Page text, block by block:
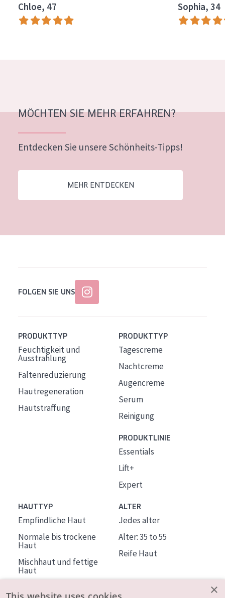
Empfindliche Haut
Jedes alter
Chloe, 47 Sophia, 34
MÖCHTEN SIE MEHR ERFAHREN?
Entdecken Sie unsere Schönheits-Tipps!
MEHR ENTDECKEN
FOLGEN SIE UNS
PRODUKTTYP
Feuchtigkeit und
Ausstrahlung
Faltenreduzierung
Hautregeneration
Hautstraffung
PRODUKTTYP
Tagescreme
Nachtcreme
Augencreme
Serum
Reinigung
PRODUKTLINIE
Essentials
Lift+
Expert
HAUTTYP
Empfindliche Haut
Normale bis trockene
Haut
Mischhaut und fettige
Haut
ALTER
Jedes alter
Alter: 35 to 55
Reife Haut
×